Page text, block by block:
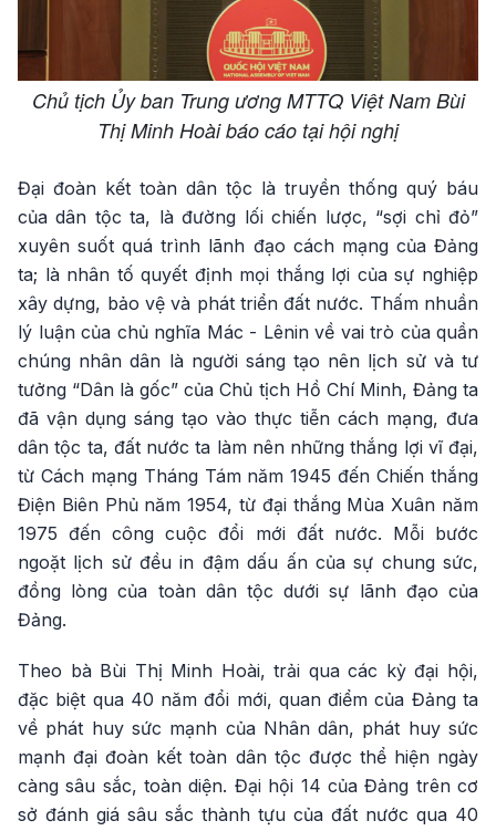
Chủ tịch Ủy ban Trung ương MTTQ Việt Nam Bùi
Thị Minh Hoài báo cáo tại hội nghị
Đại đoàn kết toàn dân tộc là truyền thống quý báu
của dân tộc ta, là đường lối chiến lược, “sợi chỉ đỏ”
xuyên suốt quá trình lãnh đạo cách mạng của Đảng
ta; là nhân tố quyết định mọi thắng lợi của sự nghiệp
xây dựng, bảo vệ và phát triển đất nước. Thấm nhuần
lý luận của chủ nghĩa Mác - Lênin về vai trò của quần
chúng nhân dân là người sáng tạo nên lịch sử và tư
tưởng “Dân là gốc” của Chủ tịch Hồ Chí Minh, Đảng ta
đã vận dụng sáng tạo vào thực tiễn cách mạng, đưa
dân tộc ta, đất nước ta làm nên những thắng lợi vĩ đại,
từ Cách mạng Tháng Tám năm 1945 đến Chiến thắng
Điện Biên Phủ năm 1954, từ đại thắng Mùa Xuân năm
1975 đến công cuộc đổi mới đất nước. Mỗi bước
ngoặt lịch sử đều in đậm dấu ấn của sự chung sức,
đồng lòng của toàn dân tộc dưới sự lãnh đạo của
Đảng.
Theo bà Bùi Thị Minh Hoài, trải qua các kỳ đại hội,
đặc biệt qua 40 năm đổi mới, quan điểm của Đảng ta
về phát huy sức mạnh của Nhân dân, phát huy sức
mạnh đại đoàn kết toàn dân tộc được thể hiện ngày
càng sâu sắc, toàn diện. Đại hội 14 của Đảng trên cơ
sở đánh giá sâu sắc thành tựu của đất nước qua 40